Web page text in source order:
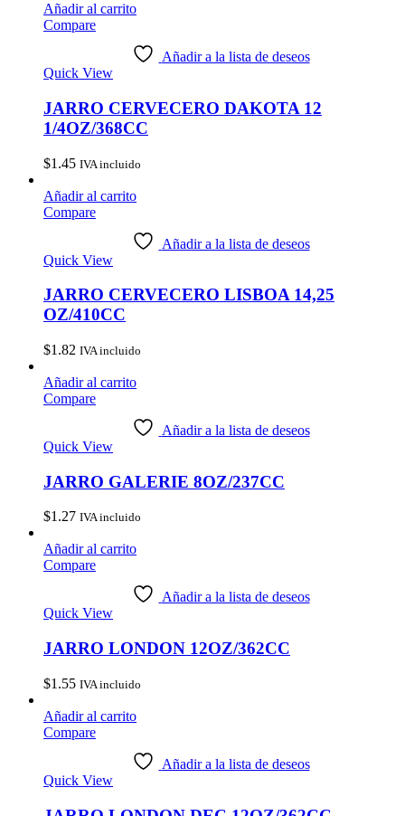
Añadir al carrito
Compare
Añadir a la lista de deseos
Quick View
JARRO CERVECERO DAKOTA 12
1/4OZ/368CC
$1.45 IVA incluido
Añadir al carrito
Compare
Añadir a la lista de deseos
Quick View
JARRO CERVECERO LISBOA 14,25
OZ/410CC
$1.82 IVA incluido
Añadir al carrito
Compare
Añadir a la lista de deseos
Quick View
JARRO GALERIE 8OZ/237CC
$1.27 IVA incluido
Añadir al carrito
Compare
Añadir a la lista de deseos
Quick View
JARRO LONDON 12OZ/362CC
$1.55 IVA incluido
Añadir al carrito
Compare
Añadir a la lista de deseos
Quick View